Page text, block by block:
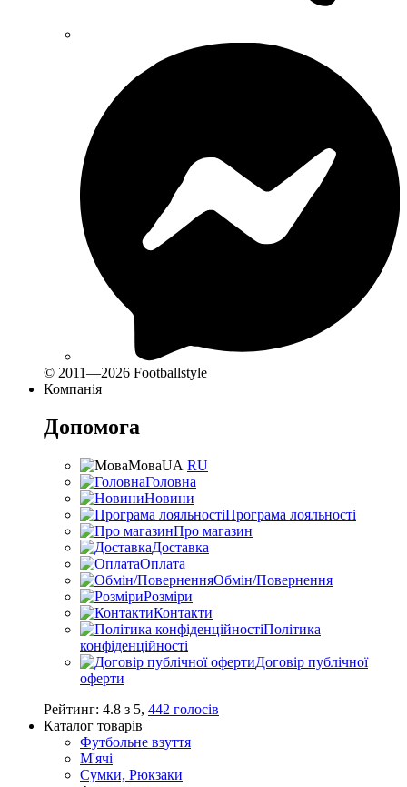
© 2011—2026 Footballstyle
Компанія
Допомога
МоваUA RU
Головна
Новини
Програма лояльності
Про магазин
Доставка
Оплата
Обмін/Повернення
Розміри
Контакти
Політика
конфіденційності
Договір публічної
оферти
Рейтинг: 4.8 з 5, 442 голосів
Каталог товарів
Футбольне взуття
М'ячі
Сумки, Рюкзаки